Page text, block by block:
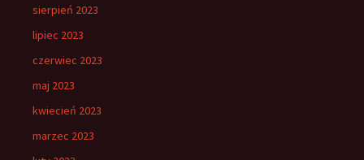
sierpień 2023
lipiec 2023
czerwiec 2023
maj 2023
kwiecień 2023
marzec 2023